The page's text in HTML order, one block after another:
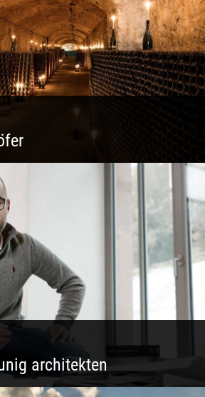
Keller | Coole Kerle |
architekten